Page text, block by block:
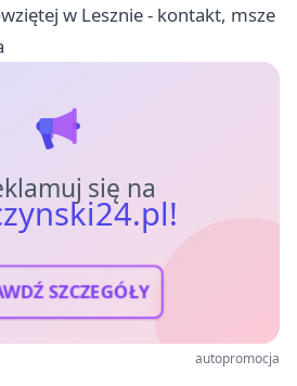
w Lesznie - kontakt, msze
się na
SZCZEGÓŁY
autopromocja